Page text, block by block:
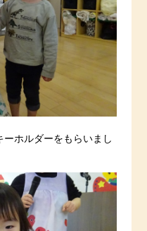
ホルダーをもらいまし